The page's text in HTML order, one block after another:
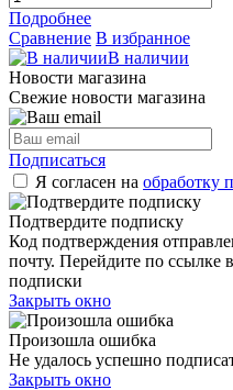
Подробнее
Сравнение В избранное
В наличии
Новости магазина
Свежие новости магазина
Подписаться
Я согласен на обработку
Подтвердите подписку
Код подтверждения
почту. Перейдите по ссылке
подписки
Закрыть окно
Произошла ошибка
Не удалось успешно
Закрыть окно